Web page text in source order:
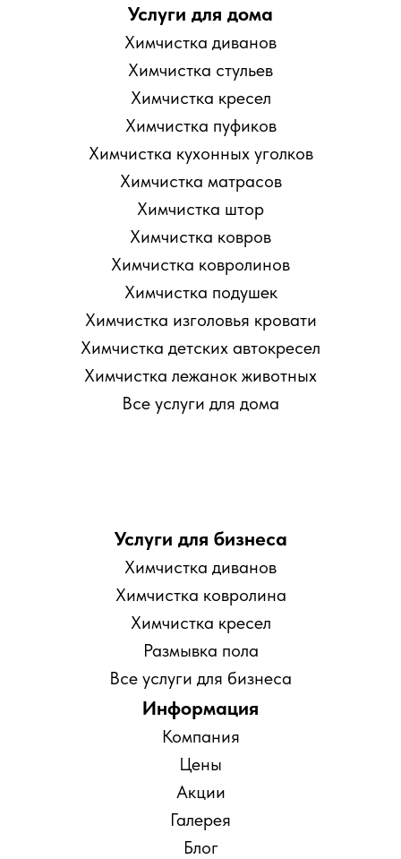
Услуги для бизнеса
Химчистка диванов
Химчистка ковролина
Химчистка кресел
Размывка пола
Все услуги для бизнеса
Информация
Компания
Цены
Акции
Галерея
Блог
Услуги для дома
Химчистка диванов
Химчистка стульев
Химчистка кресел
Химчистка пуфиков
Химчистка кухонных уголков
Химчистка матрасов
Химчистка штор
Химчистка ковров
Химчистка ковролинов
Химчистка подушек
Химчистка изголовья кровати
Химчистка детских автокресел
Химчистка лежанок животных
Все услуги для дома